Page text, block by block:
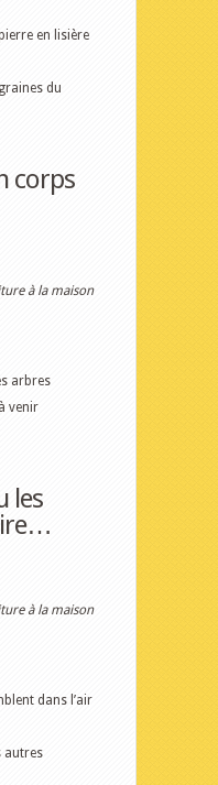
en lisière
du
corps
à la maison
arbres
venir
les
à la maison
dans l’air
autres